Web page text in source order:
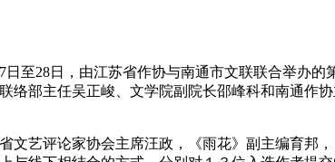
日至28日，由江苏省作协与南通市文联联合举办
络部主任吴正峻、文学院副院长邵峰科和南通作协
省文艺评论家协会主席汪政，《雨花》副主编育邦